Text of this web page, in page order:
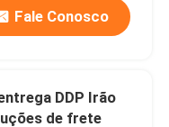
Fale Conosco
DDP Irão
de frete